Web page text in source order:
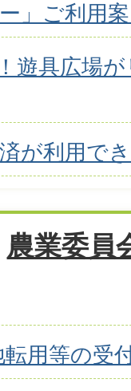
」ご利用
遊具広場
が利用で
農業委員
用等の受